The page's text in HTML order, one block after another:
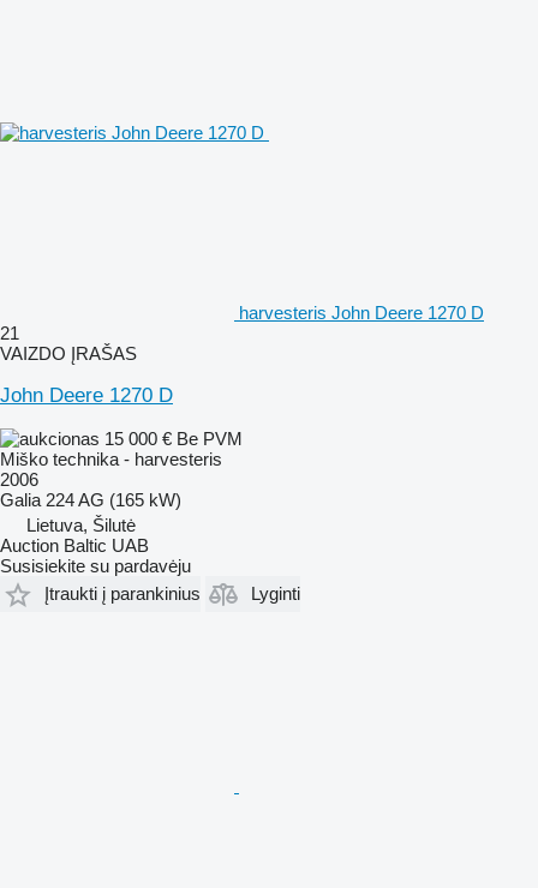
harvesteris John Deere 1270 D
21
VAIZDO ĮRAŠAS
John Deere 1270 D
15 000 € Be PVM
Miško technika - harvesteris
2006
Galia 224 AG (165 kW)
Lietuva, Šilutė
Auction Baltic UAB
Susisiekite su pardavėju
Įtraukti į parankinius
Lyginti